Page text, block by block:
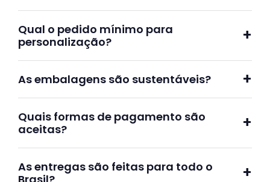
Qual o pedido mínimo para
personalização?
As embalagens são sustentáveis?
Quais formas de pagamento são
aceitas?
As entregas são feitas para todo o